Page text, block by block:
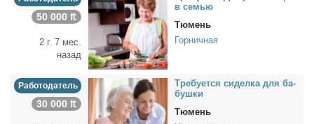
50 000 ₶
2 г. 7 мес.
назад
в се­мью
Тюмень
Горничная
Работодатель
30 000 ₶
Тре­бу­ет­ся си­дел­ка для ба­
буш­ки
Тюмень